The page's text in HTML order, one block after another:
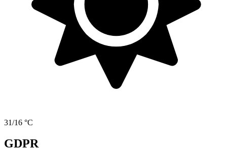
31/16 °C
GDPR